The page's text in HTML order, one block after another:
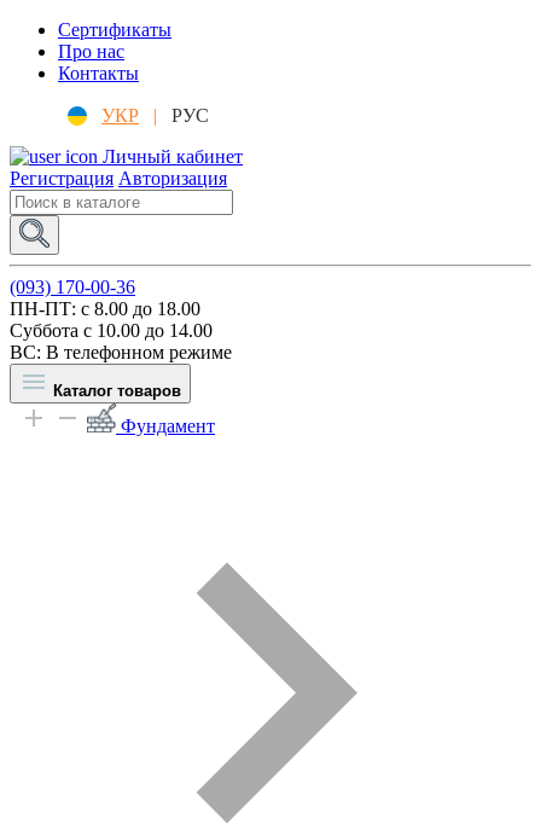
Сертификаты
Про нас
Контакты
УКР |
РУС
Личный кабинет
Регистрация Авторизация
(093) 170-00-36
ПН-ПТ: c 8.00 до 18.00
Суббота с 10.00 до 14.00
ВС: В телефонном режиме
Каталог товаров
Фундамент